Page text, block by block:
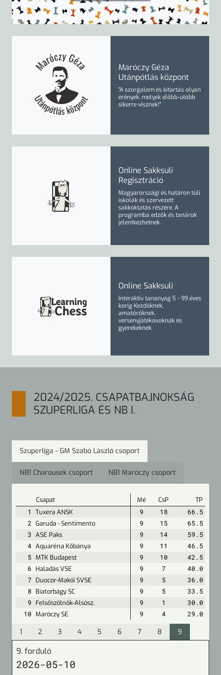
Maróczy Géza
Utánpótlás központ
"A szorgalom és kitartás olyan
erények, melyek előbb-utóbb
sikerre visznek!"
Online Sakksuli
Regisztráció
Magyarországi és határon túli
iskolák és szervezett
sakkoktatás részére. A
programba edzőkéstanárok
jelentkezhetnek.
Online Sakksuli
Interaktív tananyag 5 - 99 éves
korig Kezdőknek,
amatőröknek,
versenyjátékosoknak és
gyerekeknek.
2024/2025. CSAPATBAJNOKSÁG
SZUPERLIGA ÉS NB I.
Szuperliga - GM Szabó László csoport
NB1 Charousek csoport NB1 Maróczy csoport
Csapat Mé CsP TP
1 Tuxera ANSK 9 18
66.5
2 Garuda - Sentimento 9 15
65.5
3 ASE Paks 9 14
59.5
4 Aquaréna Kőbánya 9 11
46.5
5 MTK Budapest 9 10
42.5
6
Haladás VSE 9 7
40.0
7
Duocor-Makói SVSE 9 5
36.0
8
Biatorbágy SC 9 5
33.5
9
Felsőszölnök-Alsósz. 9 1
30.0
10 Maróczy SE 9 4 29.0
1 2 3 4 5 6 7 8 9
9. forduló
2026-05-10